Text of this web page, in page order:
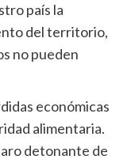
país la
del territorio,
no pueden
económicas
alimentaria.
detonante de